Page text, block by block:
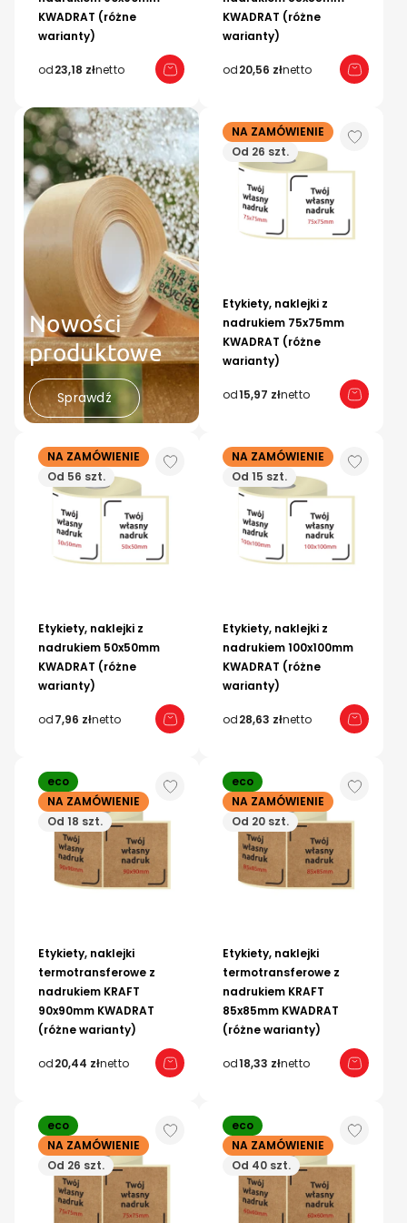
KWADRAT (różne
warianty)
od23,18 złnetto
KWADRAT (różne
warianty)
od20,56 złnetto
Nowości
produktowe
Sprawdź
NA ZAMÓWIENIE
Od 26 szt.
Etykiety, naklejki z
nadrukiem 75x75mm
KWADRAT (różne
warianty)
od15,97 złnetto
NA ZAMÓWIENIE
Od 56 szt.
Etykiety, naklejki z
nadrukiem 50x50mm
KWADRAT (różne
warianty)
od7,96 złnetto
NA ZAMÓWIENIE
Od 15 szt.
Etykiety, naklejki z
nadrukiem 100x100mm
KWADRAT (różne
warianty)
od28,63 złnetto
eco
NA ZAMÓWIENIE
Od 18 szt.
Etykiety, naklejki
termotransferowe z
nadrukiem KRAFT
90x90mm KWADRAT
(różne warianty)
od20,44 złnetto
eco
NA ZAMÓWIENIE
Od 20 szt.
Etykiety, naklejki
termotransferowe z
nadrukiem KRAFT
85x85mm KWADRAT
(różne warianty)
od18,33 złnetto
eco
NA ZAMÓWIENIE
Od 26 szt.
eco
NA ZAMÓWIENIE
Od 40 szt.